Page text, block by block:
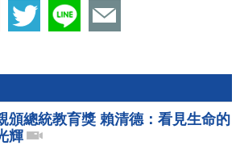
頒總統教育獎 賴清德：看見生命的
輝